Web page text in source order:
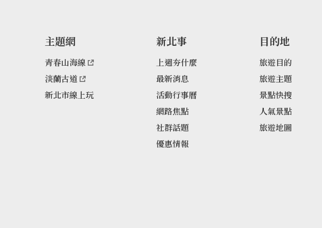
主題網
青春山海線
淡蘭古道
新北市線上玩
新北事
上週夯什麼
最新消息
活動行事曆
網路焦點
社群話題
優惠情報
目的地
旅遊目的
旅遊主題
景點快搜
人氣景點
旅遊地圖